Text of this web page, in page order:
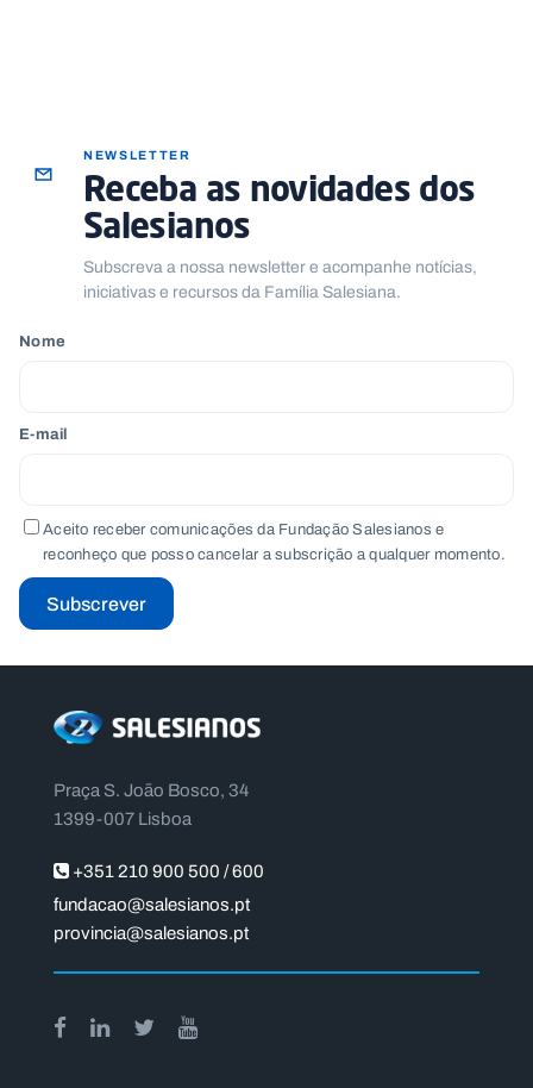
NEWSLETTER
Receba as novidades dos
Salesianos
Subscreva a nossa newsletter e acompanhe notícias,
iniciativas e recursos da Família Salesiana.
Nome
E-mail
Aceito receber comunicações da Fundação Salesianos e
reconheço que posso cancelar a subscrição a qualquer momento.
Subscrever
Praça S. João Bosco, 34
1399-007 Lisboa
+351 210 900 500 / 600
fundacao@salesianos.pt
provincia@salesianos.pt
i
n
o
s
.
p
t
e
d
n
a
o
s
N
w
s
e
r